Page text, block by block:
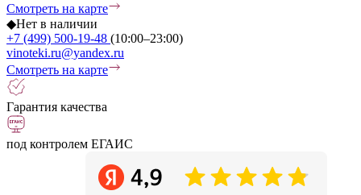
Смотреть на карте
◆Нет в наличии
+7 (499) 500-19-48 (10:00–23:00)
vinoteki.ru@yandex.ru
Смотреть на карте
Гарантия качества
под контролем ЕГАИС